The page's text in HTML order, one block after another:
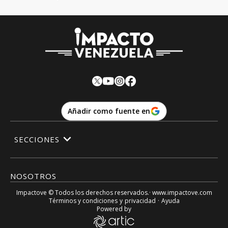
Añadir como fuente en
NOSOTROS
SECCIONES
Impactove © Todos los derechos reservados.· www.impactove.com
Términos y condiciones y privacidad · Ayuda
Powered by